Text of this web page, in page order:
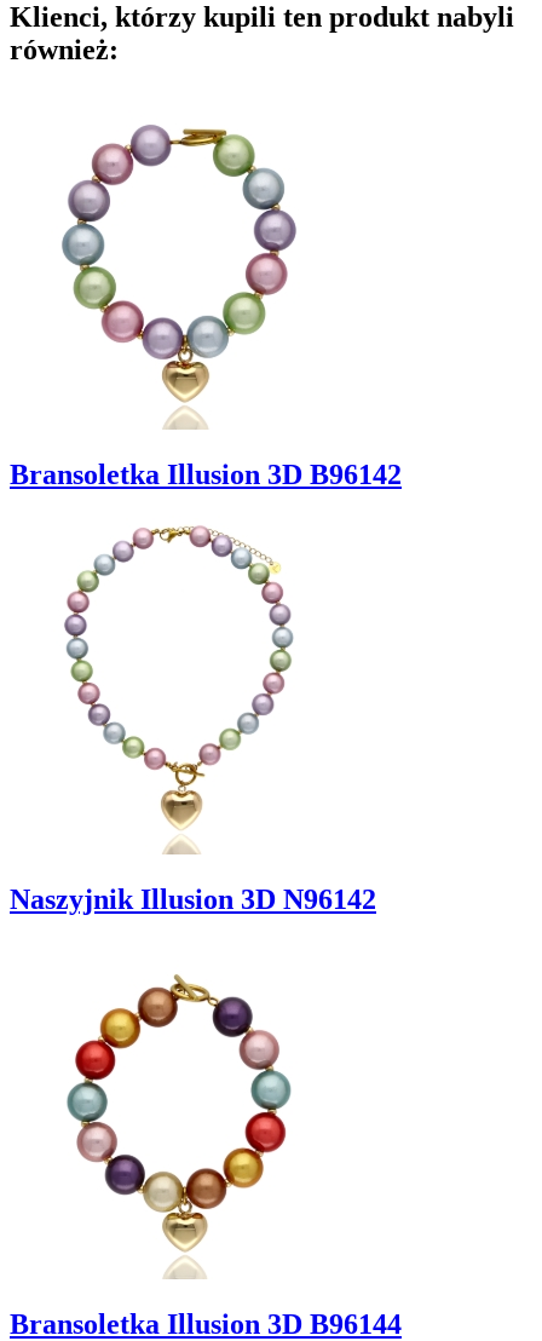
Klienci, którzy kupili ten produkt nabyli
również:
Bransoletka Illusion 3D B96142
Naszyjnik Illusion 3D N96142
Bransoletka Illusion 3D B96144